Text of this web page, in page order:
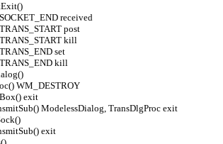
received
post
kill
set
kill
WM_DESTROY
exit
ModelessDialog, TransDlgProc exit
exit